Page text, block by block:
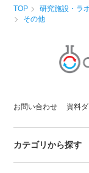
TOP 研究施設・ラ
その他
お問い合わせ 資料
カテゴリから探す